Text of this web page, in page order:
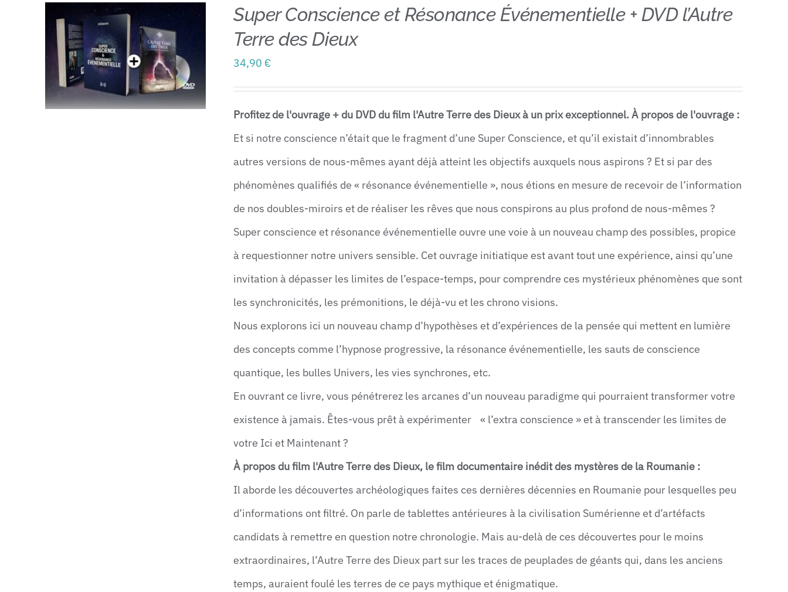
Super Conscience et Résonance Événementielle + DVD l’Autre
Terre des Dieux
34,90 €
Profitez de l'ouvrage + du DVD du film l'Autre Terre des Dieux à un prix exceptionnel.À propos de l'ouvrage :
Et si notre conscience n’était que le fragment d’une Super Conscience, et qu’il existait d’innombrables
autres versions de nous-mêmes ayant déjà atteint les objectifs auxquels nous aspirons ? Et si par des
phénomènes qualifiés de « résonance événementielle », nous étions en mesure de recevoir de l’information
de nos doubles-miroirs et de réaliser les rêves que nous conspirons au plus profond de nous-mêmes ?
Super conscience et résonance événementielle ouvre une voie à un nouveau champ des possibles, propice
à requestionner notre univers sensible. Cet ouvrage initiatique est avant tout une expérience, ainsi qu’une
invitation à dépasser les limites de l’espace-temps, pour comprendre ces mystérieux phénomènes que sont
les synchronicités, les prémonitions, le déjà-vu et les chrono visions.
Nous explorons ici un nouveau champ d’hypothèses et d’expériences de la pensée qui mettent en lumière
des concepts comme l’hypnose progressive, la résonance événementielle, les sauts de conscience
quantique, les bulles Univers, les vies synchrones, etc.
En ouvrant ce livre, vous pénétrerez les arcanes d’un nouveau paradigme qui pourraient transformer votre
existence à jamais. Êtes-vous prêt à expérimenter « l’extra conscience » et à transcender les limites de
votre Ici et Maintenant ?
À propos du film l'Autre Terre des Dieux, le film documentaire inédit des mystères de la Roumanie :
Il aborde les découvertes archéologiques faites ces dernières décennies en Roumanie pour lesquelles peu
d’informations ont filtré. On parle de tablettes antérieures à la civilisation Sumérienne et d’artéfacts
candidats à remettre en question notre chronologie. Mais au-delà de ces découvertes pour le moins
extraordinaires, l’Autre Terre des Dieux part sur les traces de peuplades de géants qui, dans les anciens
temps, auraient foulé les terres de ce pays mythique et énigmatique.